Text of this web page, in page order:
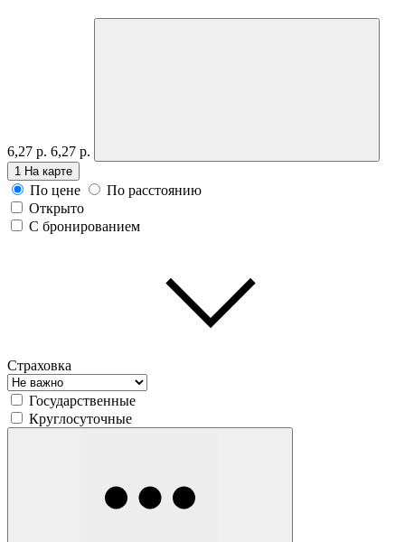
6,27 р. 6,27 р.
1 На карте
По цене
По расстоянию
Открыто
С бронированием
Страховка
Государственные
Круглосуточные